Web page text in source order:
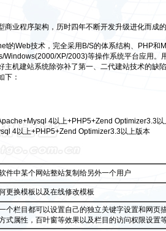
业程序架构，历时四年不断开发升级进化而成的
的Web技术，完全采用B/S的体系结构、PHP和
Windows(2000/XP/2003)等操作系统平台应用。
主机建站系统除弥补了第一、二代建站技术的缺
下：
4以上+PHP5+Zend Optimizer3.3以
4以上+PHP5+Zend Optimizer3.3以上版本
件中某个网站整站复制给另外一个用户
更换模板以及在线修改模板
个栏目都可以设置自己的独立关键字设置和网页
式属性，百叶窗等效果以及栏目的访问权限设置等